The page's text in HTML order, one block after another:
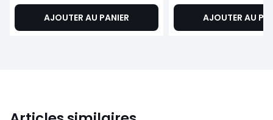
AJOUTER AU PANIER AJOUTER AU